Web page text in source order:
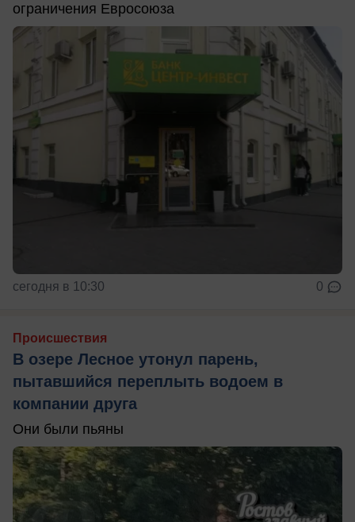
ограничения Евросоюза
сегодня в 10:30 0
Происшествия
В озере Лесное утонул парень,
пытавшийся переплыть водоем в
компании друга
Они были пьяны